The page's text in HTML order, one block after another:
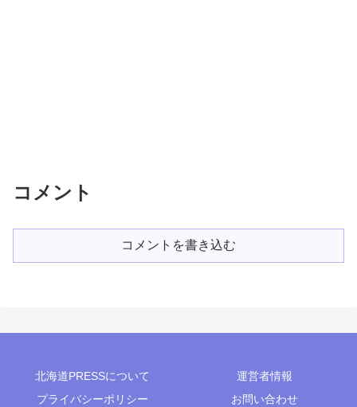
コメント
コメントを書き込む
北海道PRESSについて
運営者情報
プライバシーポリシー
お問い合わせ